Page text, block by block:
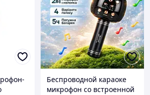
Беспроводной караоке
микрофон со встроенной